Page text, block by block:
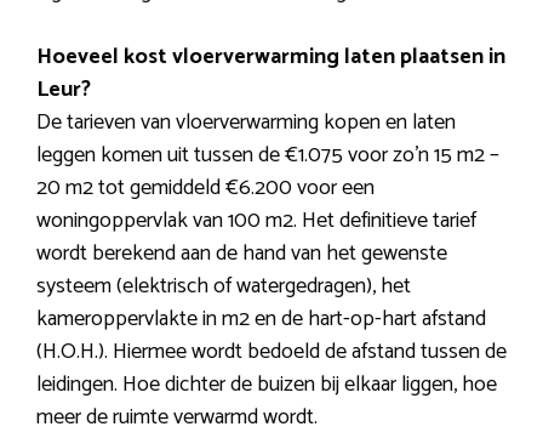
Hoeveel kost vloerverwarming laten plaatsen in
Leur?
De tarieven van vloerverwarming kopen en laten
leggen komen uit tussen de €1.075 voor zo’n 15 m2 –
20 m2 tot gemiddeld €6.200 voor een
woningoppervlak van 100 m2. Het definitieve tarief
wordt berekend aan de hand van het gewenste
systeem (elektrisch of watergedragen), het
kameroppervlakte in m2 en de hart-op-hart afstand
(H.O.H.). Hiermee wordt bedoeld de afstand tussen de
leidingen. Hoe dichter de buizen bij elkaar liggen, hoe
meer de ruimte verwarmd wordt.